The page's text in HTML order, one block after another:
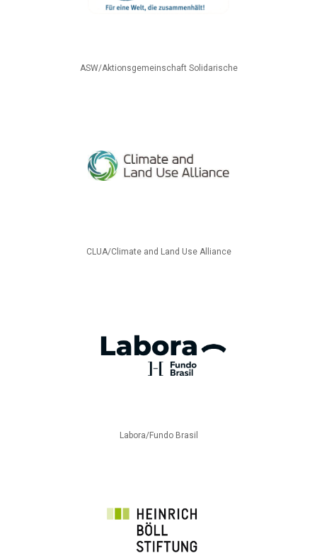
ASW/Aktionsgemeinschaft Solidarische
CLUA/Climate and Land Use Alliance
Labora/Fundo Brasil